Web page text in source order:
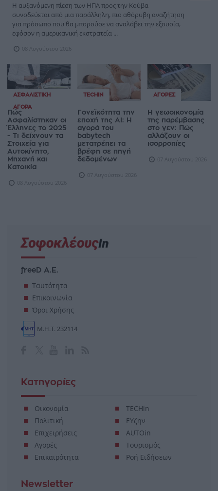
Η αυξανόμενη πίεση των ΗΠΑ προς την Κούβα
συνοδεύεται από μια παράλληλη, πιο αθόρυβη αναζήτηση
για πρόσωπο που θα μπορούσε να αναλάβει την εξουσία,
εφόσον η αμερικανική εκστρατεία ...
08 Αυγούστου 2026
ΑΣΦΑΛΙΣΤΙΚΉ
ΑΓΟΡΆ
Πώς
Ασφαλίστηκαν οι
Έλληνες το 2025
- Τι δείχνουν τα
Στοιχεία για
Αυτοκίνητο,
Μηχανή και
Κατοικία
08 Αυγούστου 2026
TECHIN
Γονεϊκότητα την
εποχή της AI: Η
αγορά του
babytech
μετατρέπει τα
βρέφη σε πηγή
δεδομένων
07 Αυγούστου 2026
ΑΓΟΡΈΣ
Η γεωοικονομία
της παρέμβασης
στο γεν: Πώς
αλλάζουν οι
ισορροπίες
07 Αυγούστου 2026